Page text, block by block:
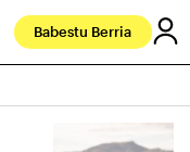
Babestu Berria